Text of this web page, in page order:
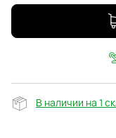
В наличии на 1